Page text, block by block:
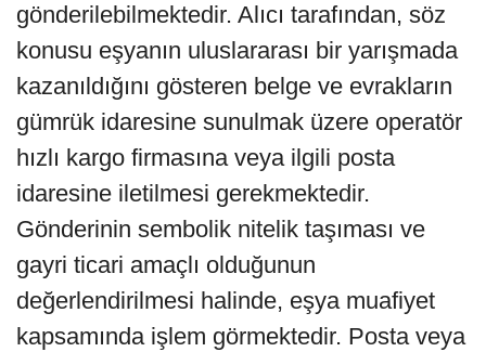
gönderilebilmektedir. Alıcı tarafından, söz
konusu eşyanın uluslararası bir yarışmada
kazanıldığını gösteren belge ve evrakların
gümrük idaresine sunulmak üzere operatör
hızlı kargo firmasına veya ilgili posta
idaresine iletilmesi gerekmektedir.
Gönderinin sembolik nitelik taşıması ve
gayri ticari amaçlı olduğunun
değerlendirilmesi halinde, eşya muafiyet
kapsamında işlem görmektedir. Posta veya